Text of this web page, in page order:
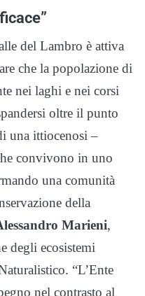
del Lambro è attiva
che la popolazione di
nei laghi e nei corsi
oltre il punto
una ittiocenosi –
convivono in uno
una comunità
della
Marieni,
degli ecosistemi
“L’Ente
nel contrasto al